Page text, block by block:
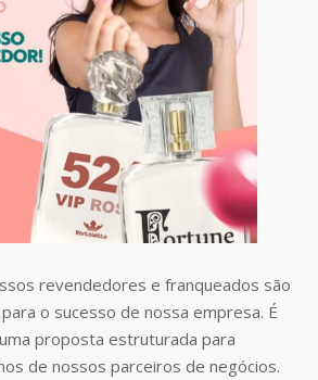
revendedores e franqueados são
o sucesso de nossa empresa. É
proposta estruturada para
de nossos parceiros de negócios.